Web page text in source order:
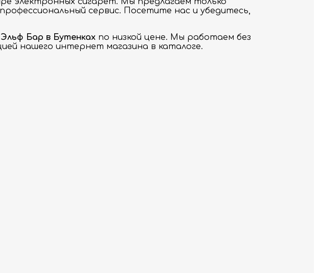
сервис. Посетите нас и убедитесь,
Эльф Бар в Бутенках по низкой цене. Мы работаем без
нашего интернет магазина в каталоге.